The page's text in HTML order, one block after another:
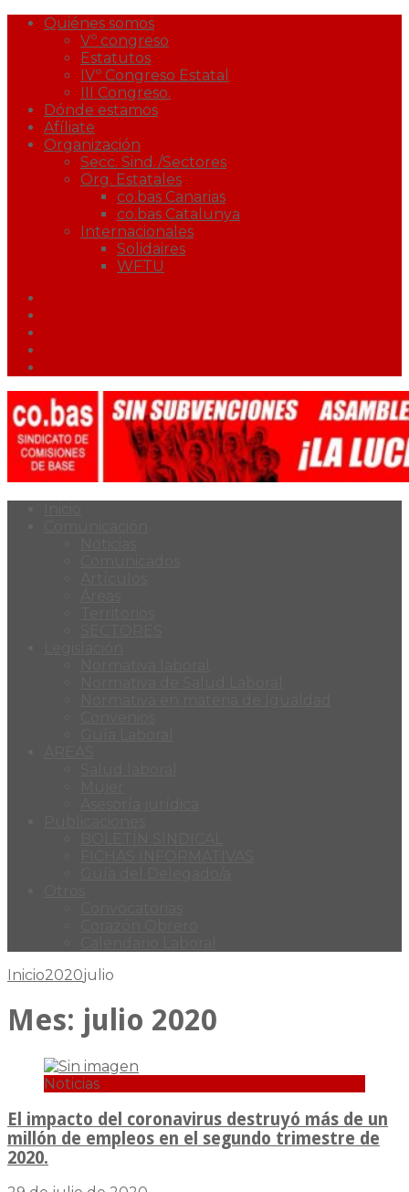
Quiénes somos
Vº congreso
Estatutos
IVº Congreso Estatal
III Congreso.
Dónde estamos
Afíliate
Organización
Secc. Sind./Sectores
Org. Estatales
co.bas Canarias
co.bas Catalunya
Internacionales
Solidaires
WFTU
Inicio2020julio
Mes: julio 2020
Noticias
El impacto del coronavirus destruyó más de un
millón de empleos en el segundo trimestre de
2020.